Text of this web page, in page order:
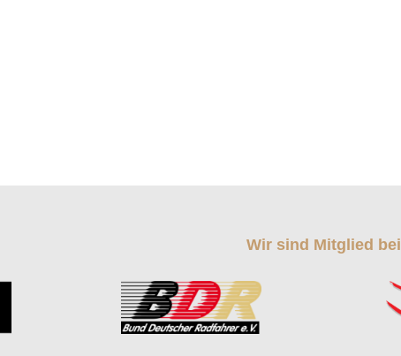
Wir sind Mitglied bei